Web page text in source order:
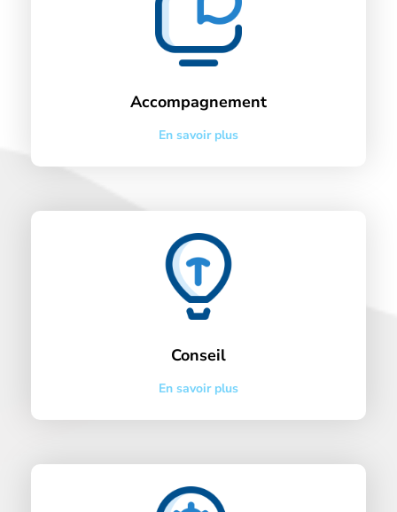
Accompagnement
En savoir plus
Conseil
En savoir plus